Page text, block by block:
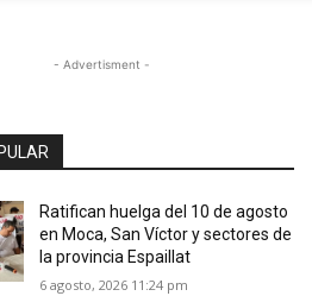
- Advertisment -
Ratifican huelga del 10 de agosto
en Moca, San Víctor y sectores de
la provincia Espaillat
6 agosto, 2026 11:24 pm